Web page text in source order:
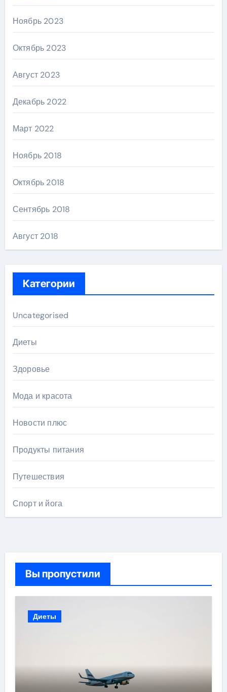
Ноябрь 2023
Октябрь 2023
Август 2023
Декабрь 2022
Март 2022
Ноябрь 2018
Октябрь 2018
Сентябрь 2018
Август 2018
Категории
Uncategorised
Диеты
Здоровье
Мода и красота
Новости плюс
Продукты питания
Путешествия
Спорт и йога
Вы пропустили
Диеты